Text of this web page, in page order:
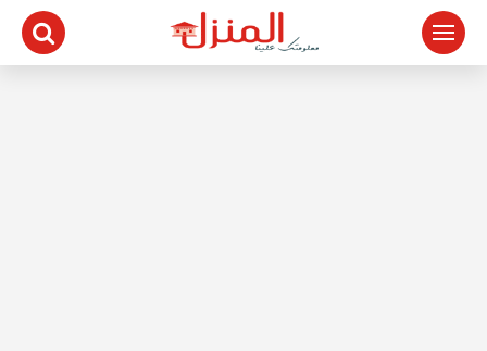
التجاوز
المحتوى